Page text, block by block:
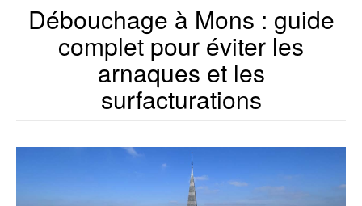
Débouchage à Mons : guide
complet pour éviter les
arnaques et les
surfacturations